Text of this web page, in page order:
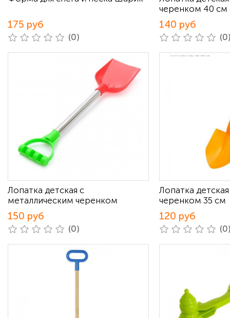
175 руб
(0)
черенком 40 см
140 руб
Лопатка детская с
металлическим черенком
150 руб
(0)
Лопатка
черенком 35 см
120 руб